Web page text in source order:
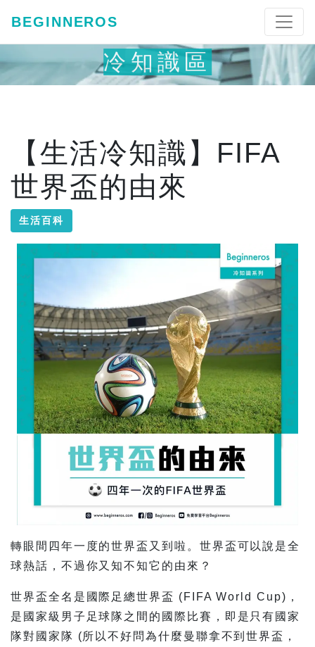
BEGINNEROS
冷知識區
【生活冷知識】FIFA
世界盃的由來
生活百科
轉眼間四年一度的世界盃又到啦。世界盃可以說是全
球熱話，不過你又知不知它的由來？
世界盃全名是國際足總世界盃 (FIFA World Cup)，
是國家級男子足球隊之間的國際比賽，即是只有國家
隊對國家隊 (所以不好問為什麼曼聯拿不到世界盃，